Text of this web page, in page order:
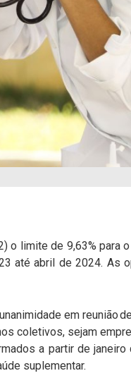
o limite de 9,63% para
até abril de 2024. As
em reunião
coletivos, sejam
a partir de janeiro
suplementar.